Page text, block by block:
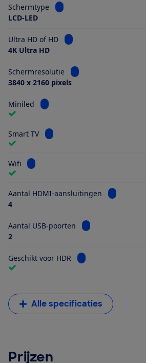
Schermtype
Bekijk informatie voor
LCD-LED
Ultra HD of HD
Bekijk informatie voor
4K Ultra HD
Schermresolutie
Bekijk informatie voor
3840 x 2160 pixels
Miniled Bekijk informatie voor Miniled
Smart TV Bekijk informatie voor Smart
Wifi Bekijk informatie voor Wifi
Aantal HDMI-aansluitingen
Bekijk
4
Aantal USB-poorten
Bekijk informatie
2
Geschikt voor HDR Bekijk informatie
Alle specificaties
Prijzen